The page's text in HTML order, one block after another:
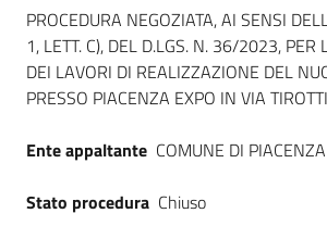
English
site
Dati del bando
PROCEDURA NEGOZIATA, AI SENSI
1, LETT. C), DEL D.LGS. N. 36/2023, PER
DEI LAVORI DI REALIZZAZIONE DEL
PRESSO PIACENZA EXPO IN VIA TIROTTI
Ente appaltante COMUNE DI PIACENZA
Stato procedura Chiuso